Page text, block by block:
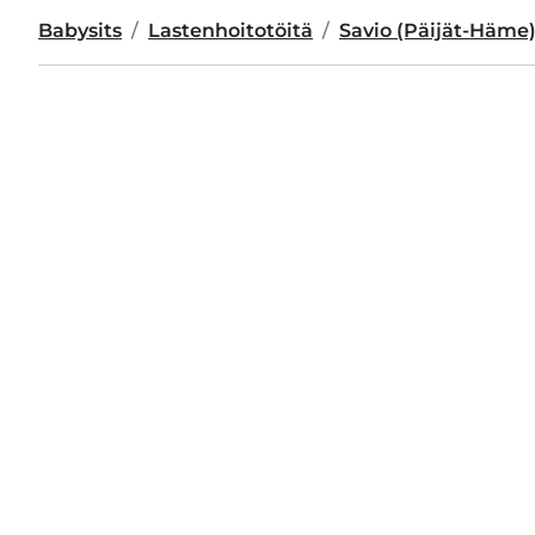
Babysits Lastenhoitotöitä Savio (Päijät-Häme)